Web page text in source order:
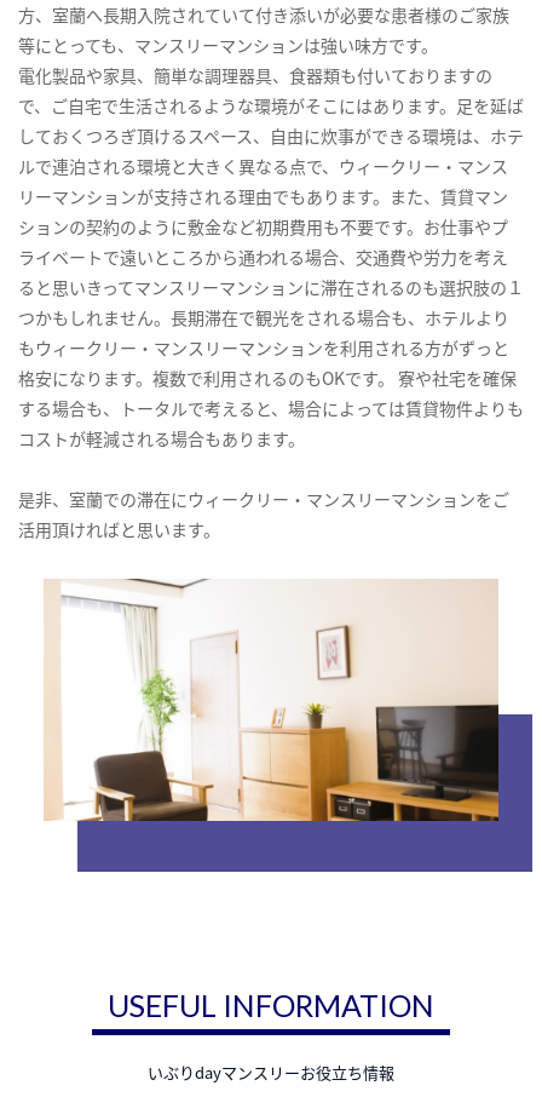
方、室蘭へ長期入院されていて付き添いが必要な患者様のご家族
等にとっても、マンスリーマンションは強い味方です。
電化製品や家具、簡単な調理器具、食器類も付いておりますの
で、ご自宅で生活されるような環境がそこにはあります。足を延ば
しておくつろぎ頂けるスペース、自由に炊事ができる環境は、ホテ
ルで連泊される環境と大きく異なる点で、ウィークリー・マンス
リーマンションが支持される理由でもあります。また、賃貸マン
ションの契約のように敷金など初期費用も不要です。お仕事やプ
ライベートで遠いところから通われる場合、交通費や労力を考え
ると思いきってマンスリーマンションに滞在されるのも選択肢の１
つかもしれません。長期滞在で観光をされる場合も、ホテルより
もウィークリー・マンスリーマンションを利用される方がずっと
格安になります。複数で利用されるのもOKです。 寮や社宅を確保
する場合も、トータルで考えると、場合によっては賃貸物件よりも
コストが軽減される場合もあります。
是非、室蘭での滞在にウィークリー・マンスリーマンションをご
活用頂ければと思います。
USEFUL INFORMATION
いぶりdayマンスリーお役立ち情報